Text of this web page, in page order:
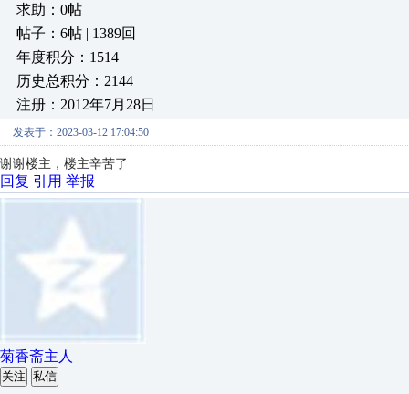
求助：0帖
帖子：6帖 | 1389回
年度积分：1514
历史总积分：2144
注册：2012年7月28日
发表于：2023-03-12 17:04:50
谢谢楼主，楼主辛苦了
回复 引用 举报
菊香斋主人
关注 私信